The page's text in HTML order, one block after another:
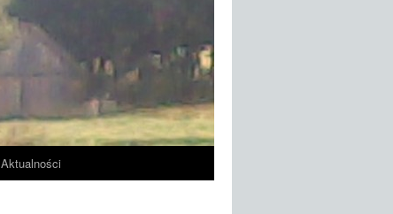
Aktualności